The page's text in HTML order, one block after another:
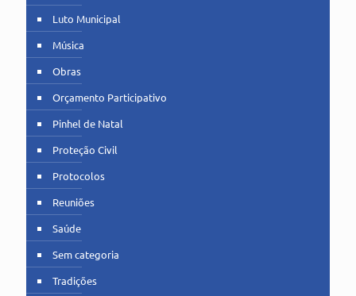
Luto Municipal
Música
Obras
Orçamento Participativo
Pinhel de Natal
Proteção Civil
Protocolos
Reuniões
Saúde
Sem categoria
Tradições